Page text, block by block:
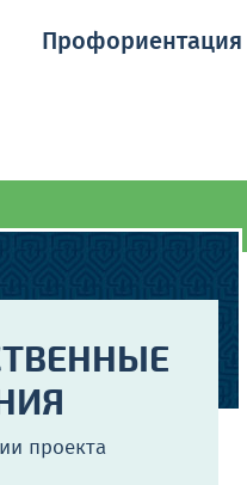
Профориентация
проекта